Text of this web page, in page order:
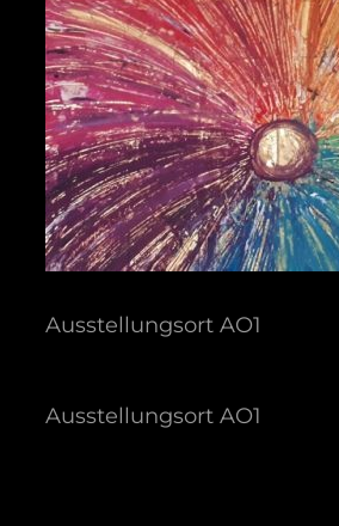
Ausstellungsort AO1
Ausstellungsort AO1